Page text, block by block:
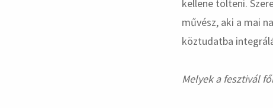
kellene tölteni.
művész, aki a mai
köztudatba
Melyek a fesztivál